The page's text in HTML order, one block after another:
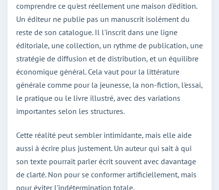
comprendre ce qu'est réellement une maison d'édition.
Un éditeur ne publie pas un manuscrit isolément du
reste de son catalogue. Il l'inscrit dans une ligne
éditoriale, une collection, un rythme de publication, une
stratégie de diffusion et de distribution, et un équilibre
économique général. Cela vaut pour la littérature
générale comme pour la jeunesse, la non-fiction, l'essai,
le pratique ou le livre illustré, avec des variations
importantes selon les structures.
Cette réalité peut sembler intimidante, mais elle aide
aussi à écrire plus justement. Un auteur qui sait à qui
son texte pourrait parler écrit souvent avec davantage
de clarté. Non pour se conformer artificiellement, mais
pour éviter l'indétermination totale.